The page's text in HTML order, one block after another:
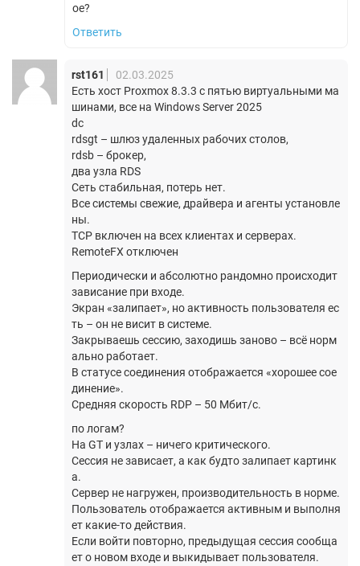
ое?
Ответить
rst161
02.03.2025
Есть хост Proxmox 8.3.3 с пятью виртуальными ма
шинами, все на Windows Server 2025
dc
rdsgt – шлюз удаленных рабочих столов,
rdsb – брокер,
два узла RDS
Сеть стабильная, потерь нет.
Все системы свежие, драйвера и агенты установле
ны.
TCP включен на всех клиентах и серверах.
RemoteFX отключен
Периодически и абсолютно рандомно происходит
зависание при входе.
Экран «залипает», но активность пользователя ес
ть – он не висит в системе.
Закрываешь сессию, заходишь заново – всё норм
ально работает.
В статусе соединения отображается «хорошее сое
динение».
Средняя скорость RDP – 50 Мбит/с.
по логам?
На GT и узлах – ничего критического.
Cессия не зависает, а как будто залипает картинк
а.
Сервер не нагружен, производительность в норме.
Пользователь отображается активным и выполня
ет какие-то действия.
Если войти повторно, предыдущая сессия сообща
ет о новом входе и выкидывает пользователя.